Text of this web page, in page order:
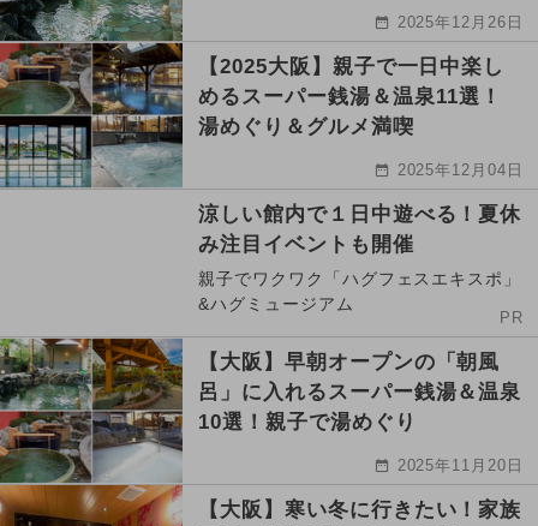
2025年12月26日
【2025大阪】親子で一日中楽し
めるスーパー銭湯＆温泉11選！
湯めぐり＆グルメ満喫
2025年12月04日
涼しい館内で１日中遊べる！夏休
み注目イベントも開催
親子でワクワク「ハグフェスエキスポ」
&ハグミュージアム
PR
【大阪】早朝オープンの「朝風
呂」に入れるスーパー銭湯＆温泉
10選！親子で湯めぐり
2025年11月20日
【大阪】寒い冬に行きたい！家族